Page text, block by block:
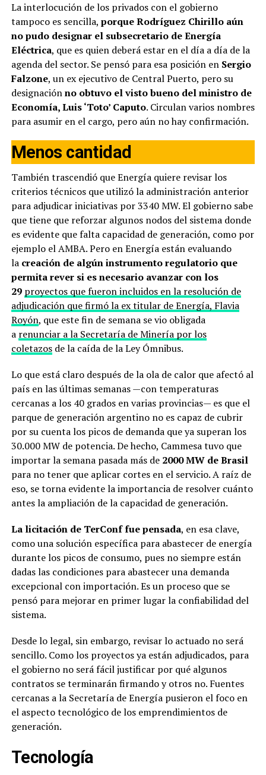
La interlocución de los privados con el gobierno
tampoco es sencilla, porque Rodríguez Chirillo aún
no pudo designar el subsecretario de Energía
Eléctrica, que es quien deberá estar en el día a día de la
agenda del sector. Se pensó para esa posición en Sergio
Falzone, un ex ejecutivo de Central Puerto, pero su
designaciónno obtuvo el visto bueno del ministro de
Economía, Luis ‘Toto’ Caputo. Circulan varios nombres
para asumir en el cargo, pero aún no hay confirmación.
Menos cantidad
También trascendió que Energía quiere revisar los
criterios técnicos que utilizó la administración anterior
para adjudicar iniciativas por 3340 MW. El gobierno sabe
que tiene que reforzar algunos nodos del sistema donde
es evidente que falta capacidad de generación, como por
ejemplo el AMBA. Pero en Energía están evaluando
la creación de algún instrumento regulatorio que
permita rever si es necesario avanzar con los
29 proyectos que fueron incluidos en la resolución de
adjudicación que firmó la ex titular de Energía, Flavia
Royón, que este fin de semana se vio obligada
a renunciar a la Secretaría de Minería por los
coletazosde la caída de la Ley Ómnibus.
Lo que está claro después de la ola de calor que afectó al
país en las últimas semanas —con temperaturas
cercanas a los 40 grados en varias provincias— es que el
parque de generación argentino no es capaz de cubrir
por su cuenta los picos de demanda que ya superan los
30.000 MW de potencia. De hecho, Cammesa tuvo que
importar la semana pasada más de2000 MW de Brasil
para no tener que aplicar cortes en el servicio. A raíz de
eso, se torna evidente la importancia de resolver cuánto
antes la ampliación de la capacidad de generación.
La licitación de TerConf fue pensada, en esa clave,
como una solución específica para abastecer de energía
durante los picos de consumo, pues no siempre están
dadas las condiciones para abastecer una demanda
excepcional con importación. Es un proceso que se
pensó para mejorar en primer lugar la confiabilidad del
sistema.
Desde lo legal, sin embargo, revisar lo actuado no será
sencillo. Como los proyectos ya están adjudicados, para
el gobierno no será fácil justificar por qué algunos
contratos se terminarán firmando y otros no. Fuentes
cercanas a la Secretaría de Energía pusieron el foco en
el aspecto tecnológico de los emprendimientos de
generación.
Tecnología